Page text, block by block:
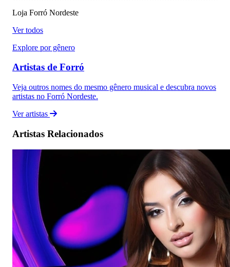
Loja Forró Nordeste
Ver todos
Explore por gênero
Artistas de Forró
Veja outros nomes do mesmo gênero musical e descubra novos
artistas no Forró Nordeste.
Ver artistas
Artistas Relacionados